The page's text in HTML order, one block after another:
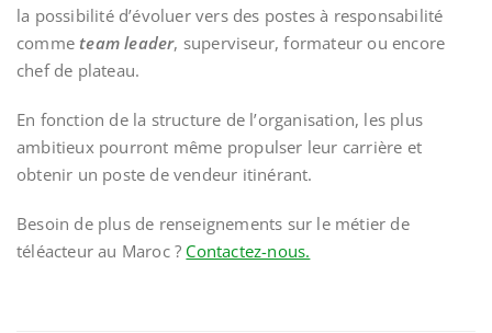
la possibilité d’évoluer vers des postes à responsabilité
comme team leader, superviseur, formateur ou encore
chef de plateau.
En fonction de la structure de l’organisation, les plus
ambitieux pourront même propulser leur carrière et
obtenir un poste de vendeur itinérant.
Besoin de plus de renseignements sur le métier de
téléacteur au Maroc ? Contactez-nous.